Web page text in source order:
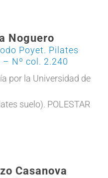
Noguero
Poyet. Pilates
Nº col. 2.240
por la Universidad de
suelo). POLESTAR
Casanova